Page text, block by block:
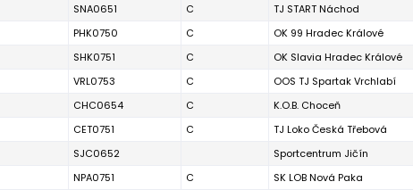
SNA0651 C TJ START Náchod
PHK0750 C OK 99 Hradec Králové
SHK0751 C OK Slavia Hradec Králové
VRL0753 C OOS TJ Spartak Vrchlabí
CHC0654 C K.O.B. Choceň
CET0751 C TJ Loko Česká Třebová
SJC0652 Sportcentrum Jičín
NPA0751 C SK LOB Nová Paka